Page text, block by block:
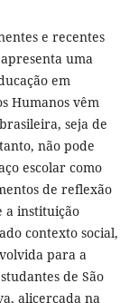
e recentes
uma
em
Humanos vêm
seja de
não pode
escolar como
de reflexão
a instituição
contexto social,
para a
de São
alicerçada na